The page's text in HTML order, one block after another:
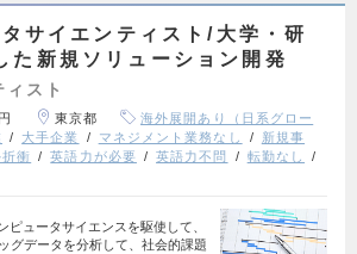
サイエンティスト/大学・研
た新規ソリューション開発
スト
東京都
海外展開あり（日系グロー
大手企業 マネジメント業務なし
新規事
衝 英語力が必要 英語力不問
転勤なし
ピュータサイエンスを駆使して、
グデータを分析して、社会的課題